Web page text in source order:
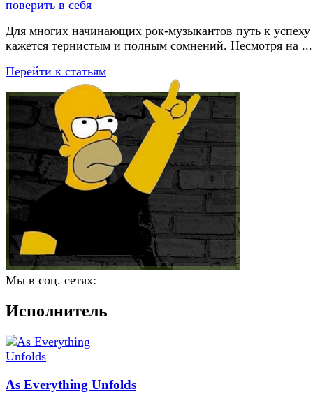
Для многих начинающих рок-музыкантов путь к успеху
кажется тернистым и полным сомнений. Несмотря на ...
Перейти к статьям
Мы в соц. сетях:
Исполнитель
As Everything Unfolds